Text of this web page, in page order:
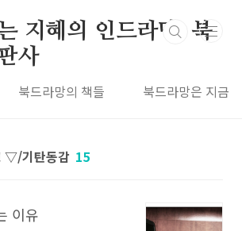
지혜의 인드라망, 북
사
북드라망의 책들 북드라망은 지금
▽/기탄동감 15
이유